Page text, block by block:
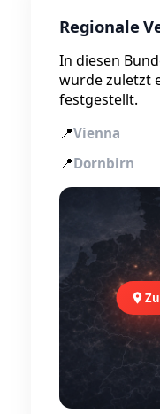
Regionale
In diesen
wurde zuletzt
festgestellt.
📍Vienna
📍Dornbirn